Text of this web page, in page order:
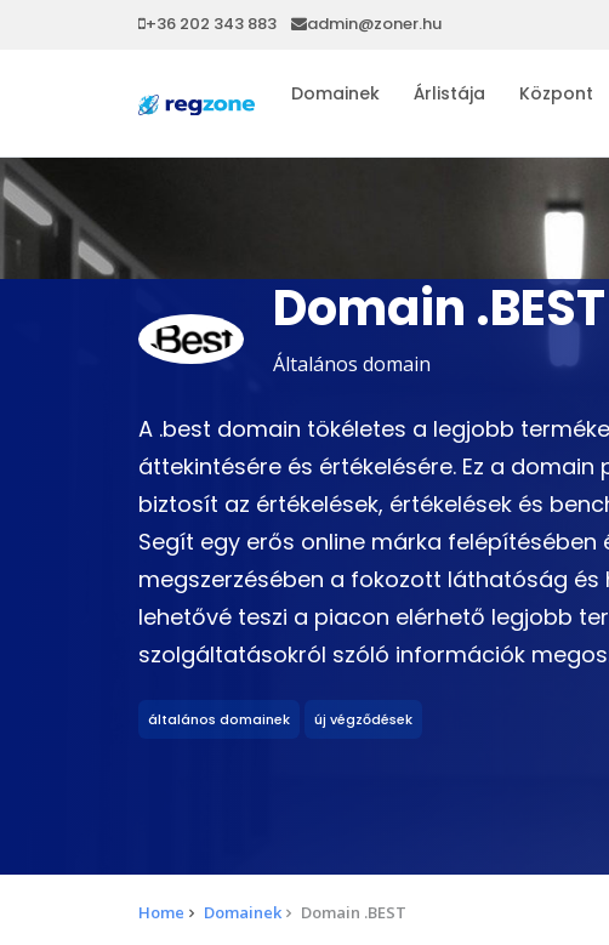
+36 202 343 883 admin@zoner.hu
Domainek Árlistája Központ
Domain .BEST
Általános domain
A .best domain tökéletes a legjobb
áttekintésére és értékelésére. Ez a
biztosít az értékelések, értékelések és
Segít egy erős online márka felépítésében
megszerzésében a fokozott láthatóság és
lehetővé teszi a piacon elérhető legjobb
szolgáltatásokról szóló információk
általános domainek új végződések
Home Domainek Domain .BEST